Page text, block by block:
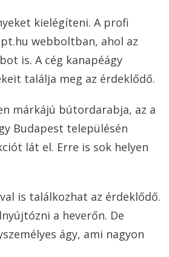
kielégíteni. A profi
webboltban, ahol az
is. A cég kanapéágy
találja meg az érdeklődő.
márkájú bútordarabja, az a
Budapest településén
lát el. Erre is sok helyen
is találkozhat az érdeklődő.
a heverőn. De
ágy, ami nagyon